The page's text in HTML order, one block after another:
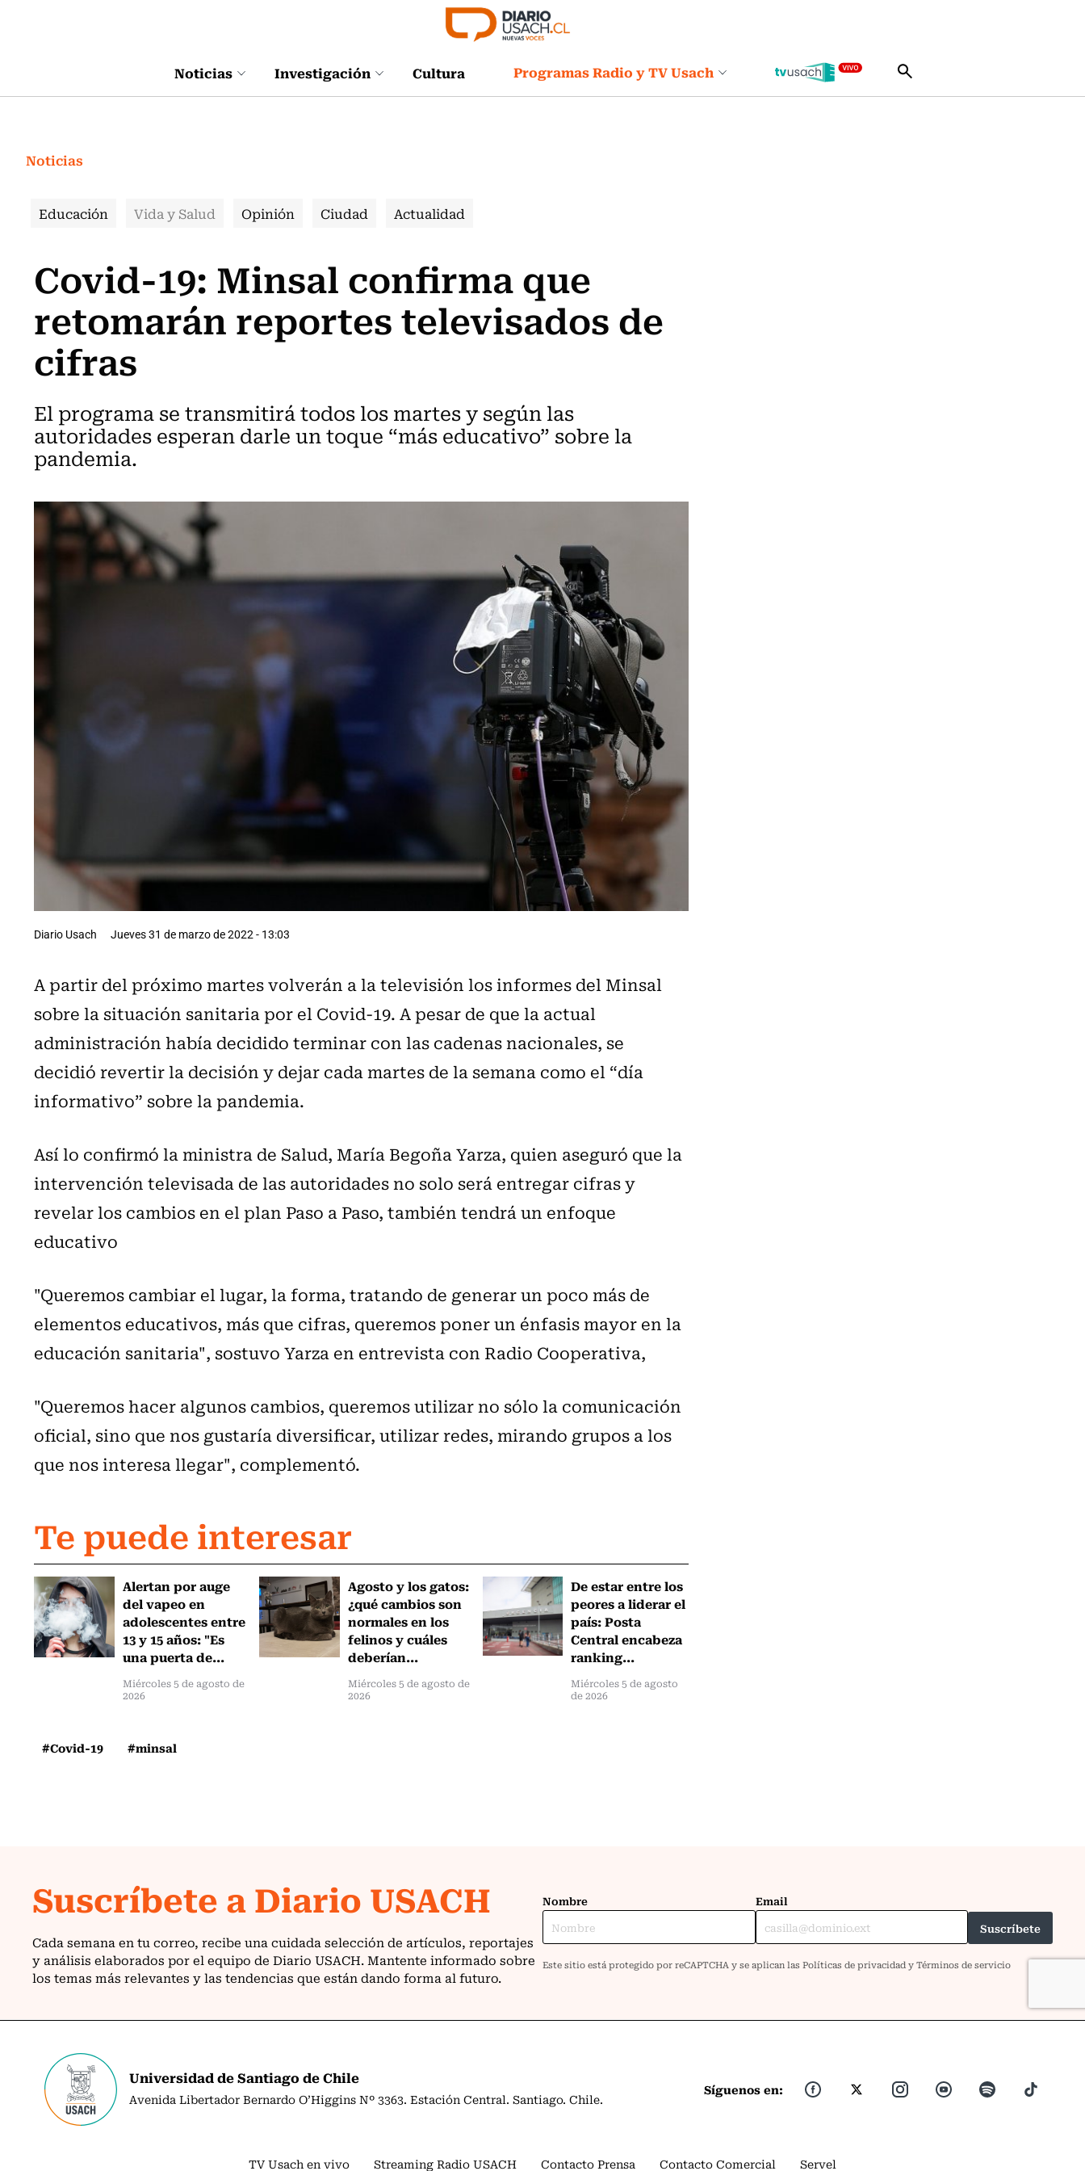
Noticias Investigación Cultura Programas Radio y TV Usach
Noticias
Educación Vida y Salud Opinión Ciudad Actualidad
Covid-19: Minsal confirma que
retomarán reportes televisados de
cifras
El programa se transmitirá todos los martes y según las
autoridades esperan darle un toque “más educativo” sobre la
pandemia.
Diario Usach Jueves 31 de marzo de 2022 - 13:03
A partir del próximo martes volverán a la televisión los informes del Minsal
sobre la situación sanitaria por el Covid-19. A pesar de que la actual
administración había decidido terminar con las cadenas nacionales, se
decidió revertir la decisión y dejar cada martes de la semana como el “día
informativo” sobre la pandemia.
Así lo confirmó la ministra de Salud, María Begoña Yarza, quien aseguró que la
intervención televisada de las autoridades no solo será entregar cifras y
revelar los cambios en el plan Paso a Paso, también tendrá un enfoque
educativo
"Queremos cambiar el lugar, la forma, tratando de generar un poco más de
elementos educativos, más que cifras, queremos poner un énfasis mayor en la
educación sanitaria", sostuvo Yarza en entrevista con Radio Cooperativa,
"Queremos hacer algunos cambios, queremos utilizar no sólo la comunicación
oficial, sino que nos gustaría diversificar, utilizar redes, mirando grupos a los
que nos interesa llegar", complementó.
Te puede interesar
Alertan por auge
del vapeo en
adolescentes entre
13 y 15 años: "Es
una puerta de...
Miércoles 5 de agosto de
2026
Agosto y los gatos:
¿qué cambios son
normales en los
felinos y cuáles
deberían...
Miércoles 5 de agosto de
2026
De estar entre los
peores a liderar el
país: Posta
Central encabeza
ranking...
Miércoles 5 de agosto
de 2026
#Covid-19 #minsal
Universidad de Santiago de Chile
Avenida Libertador Bernardo O’Higgins Nº 3363. Estación Central. Santiago. Chile.
Síguenos en:
TV Usach en vivo Streaming Radio USACH Contacto Prensa Contacto Comercial Servel